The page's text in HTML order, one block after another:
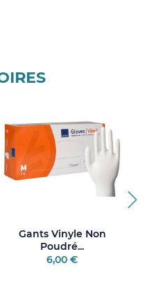
Gants Vinyle Non
Poudré...
6,00 €